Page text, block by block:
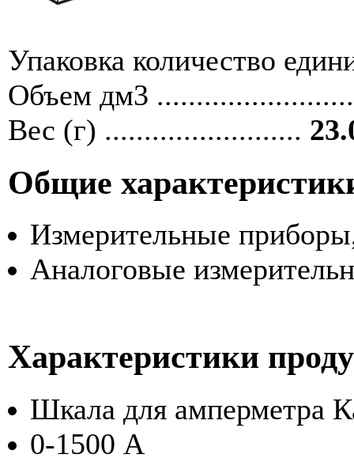
Упаковка количество
Объем дм3
Вес (г) .........................
Общие
Измерительные
Аналоговые
Характеристики
Шкала для амперметра
0-1500 А